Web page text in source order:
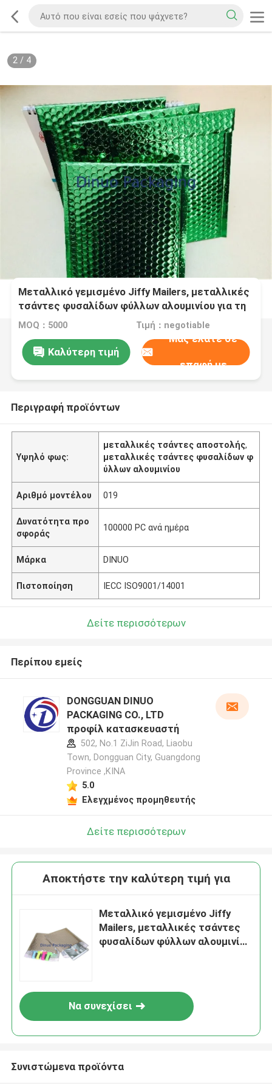
2/ 4
Μεταλλικό γεμισμένο Jiffy Mailers, μεταλλικές
τσάντες φυσαλίδων φύλλων αλουμινίου για τη
σαφή παράδοση
MOQ：5000 Τιμή：negotiable
Καλύτερη τιμή
Μας ελάτε σε
επαφή με
Περιγραφή προϊόντων
Υψηλό φως:
μεταλλικές τσάντες αποστολής,
μεταλλικές τσάντες φυσαλίδων φ
ύλλων αλουμινίου
Αριθμό μοντέλου 019
Δυνατότητα προ
σφοράς
100000 PC ανά ημέρα
Μάρκα DINUO
Πιστοποίηση IECC ISO9001/14001
Δείτε περισσότερων
Περίπου εμείς
DONGGUAN DINUO
PACKAGING CO., LTD
προφίλ κατασκευαστή
502, No.1 ZiJin Road, Liaobu
Town, Dongguan City, Guangdong
Province ,ΚΙΝΑ
5.0
Ελεγχμένος προμηθευτής
Δείτε περισσότερων
Αποκτήστε την καλύτερη τιμή για
Μεταλλικό γεμισμένο Jiffy
Mailers, μεταλλικές τσάντες
φυσαλίδων φύλλων αλουμινίου
Να συνεχίσει
Συνιστώμενα προϊόντα